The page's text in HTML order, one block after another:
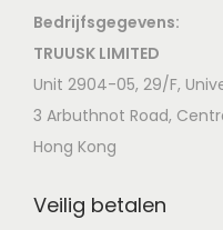
Bedrijfsgegevens:
TRUUSK LIMITED
Unit 2904-05, 29/F,
3 Arbuthnot Road,
Hong Kong
Veilig betalen